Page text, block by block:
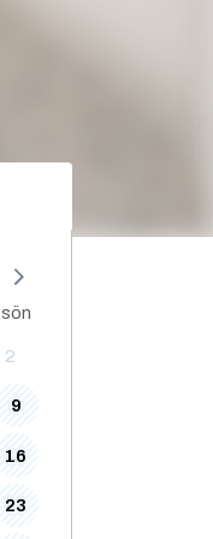
sön
2
9
16
23